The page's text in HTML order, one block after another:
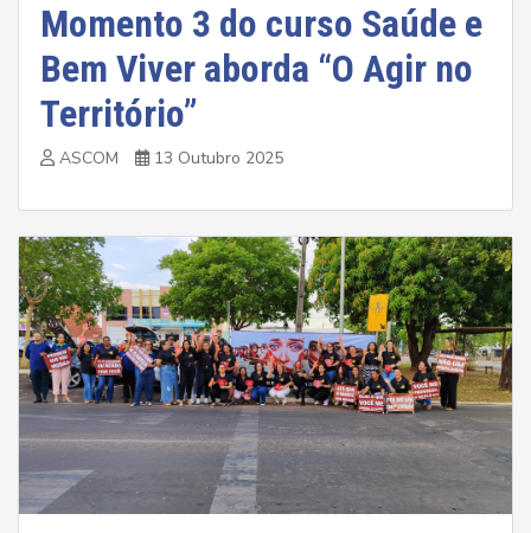
Momento 3 do curso Saúde e
Bem Viver aborda “O Agir no
Território”
ASCOM 13 Outubro 2025